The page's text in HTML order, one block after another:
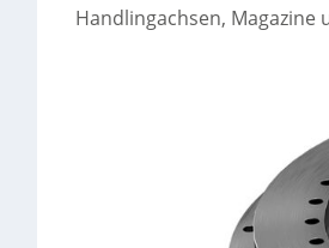
Handlingachsen,